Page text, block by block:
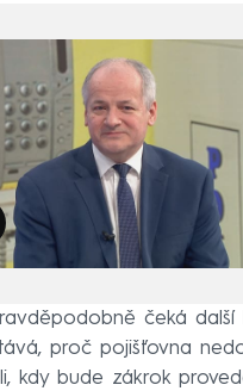
čeká
proč pojišťovna
kdy bude zákrok